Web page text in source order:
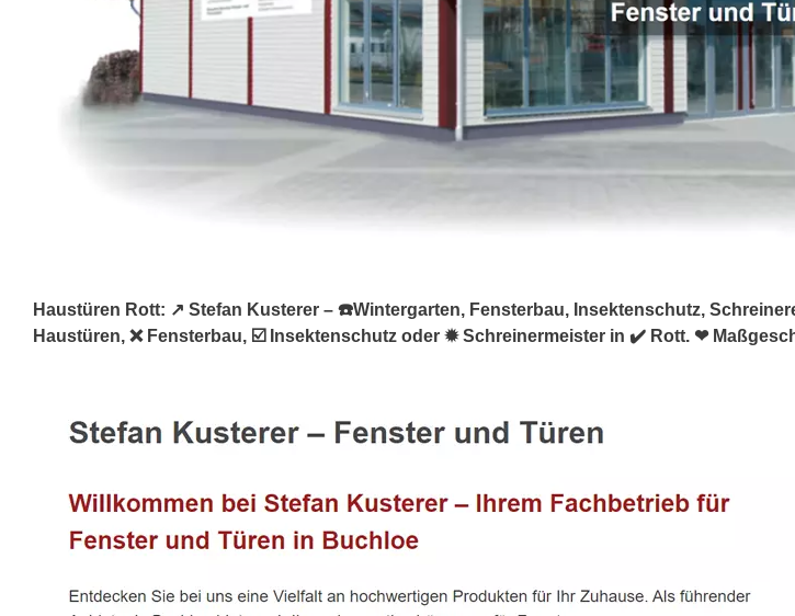
Haustüren Rott: ↗️ Stefan Kusterer – ☎️Wintergarten, Fensterbau, Insektenschutz,
Haustüren, ❌ Fensterbau, ☑️ Insektenschutz oder ✹ Schreinermeister in ✔️ Rott. ❤